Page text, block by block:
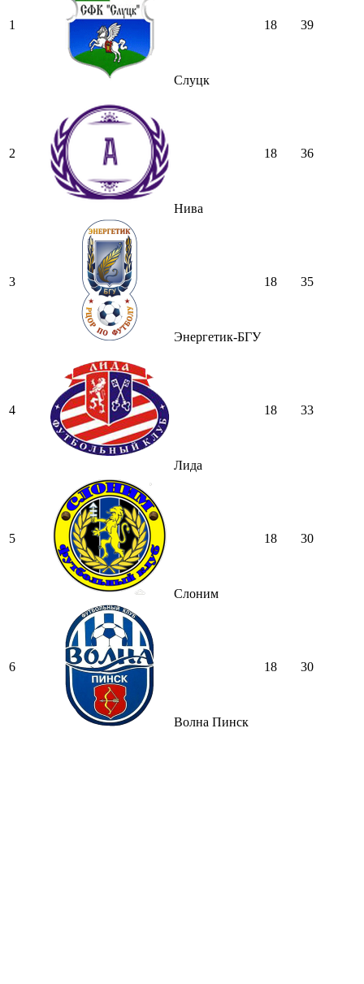
1
Слуцк
18 39
2
Нива
18 36
3
Энергетик-БГУ
18 35
4
Лида
18 33
5
Слоним
18 30
6
Волна Пинск
18 30